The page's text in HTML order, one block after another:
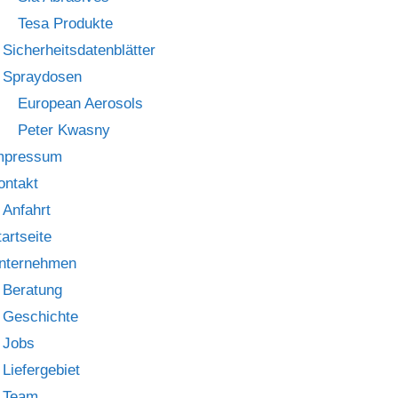
Tesa Produkte
Sicherheitsdatenblätter
Spraydosen
European Aerosols
Peter Kwasny
Anfahrt
Beratung
Geschichte
Jobs
Liefergebiet